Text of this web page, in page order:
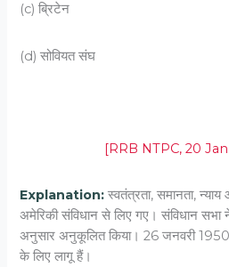
(c) ब्रिटेन
(d) सोवियत संघ
[RRB NTPC, 20
Explanation:स्वतंत्रता, समानता,
अमेरिकी संविधान से लिए गए। संविधान सभा ने
अनुसार अनुकूलित किया। 26 जनवरी 1950
के लिए लागू हैं।